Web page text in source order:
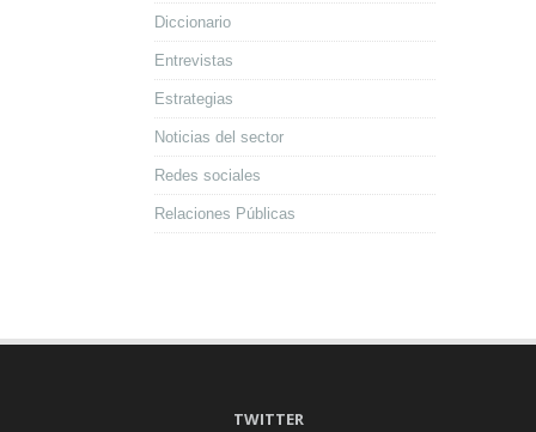
Diccionario
Entrevistas
Estrategias
Noticias del sector
Redes sociales
Relaciones Públicas
TWITTER